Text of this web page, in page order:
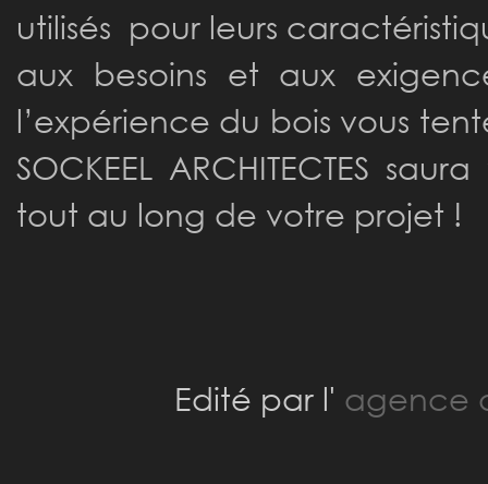
utilisés pour leurs
aux besoins et aux
l’expérience du bois vous
SOCKEEL ARCHITECTES
tout au long de votre projet !
Edité par l' agence